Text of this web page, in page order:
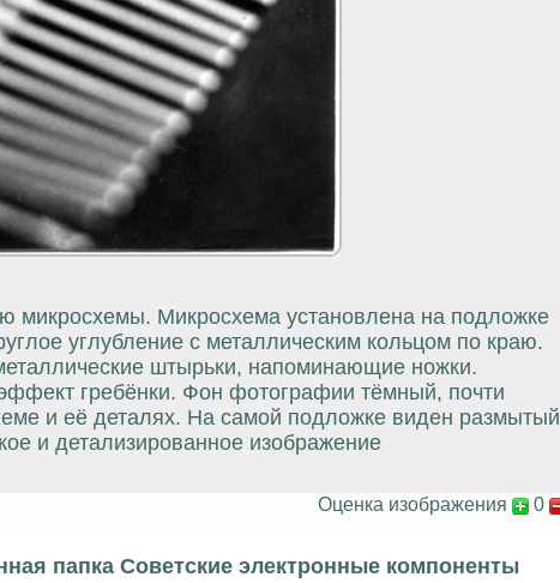
микросхемы. Микросхема установлена на подложке
углубление с металлическим кольцом по краю.
штырьки, напоминающие ножки.
гребёнки. Фон фотографии тёмный, почти
и её деталях. На самой подложке виден размытый
и детализированное изображение
Оценка изображения 0
папка Советские электронные компоненты